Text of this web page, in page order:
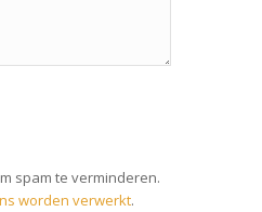
spam te verminderen.
worden verwerkt.